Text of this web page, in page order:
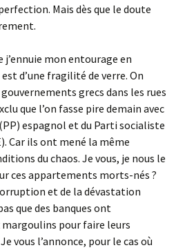
Mais dès que le doute
mon entourage en
d’une fragilité de verre. On
grecs dans les rues
que l’on fasse pire demain avec
espagnol et du Parti socialiste
Car ils ont mené la même
du chaos. Je vous, je nous le
ces appartements morts-nés ?
et de la dévastation
que des banques ont
pour faire leurs
vous l’annonce, pour le cas où